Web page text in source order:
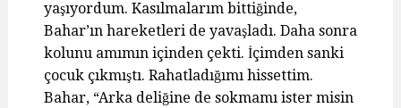
yaşıyordum. Kasılmalarım bittiğinde,
Bahar’ın hareketleri de yavaşladı. Daha sonra
kolunu amımın içinden çekti. İçimden sanki
çocuk çıkmıştı. Rahatladığımı hissettim.
Bahar, “Arka deliğine de sokmamı ister misin